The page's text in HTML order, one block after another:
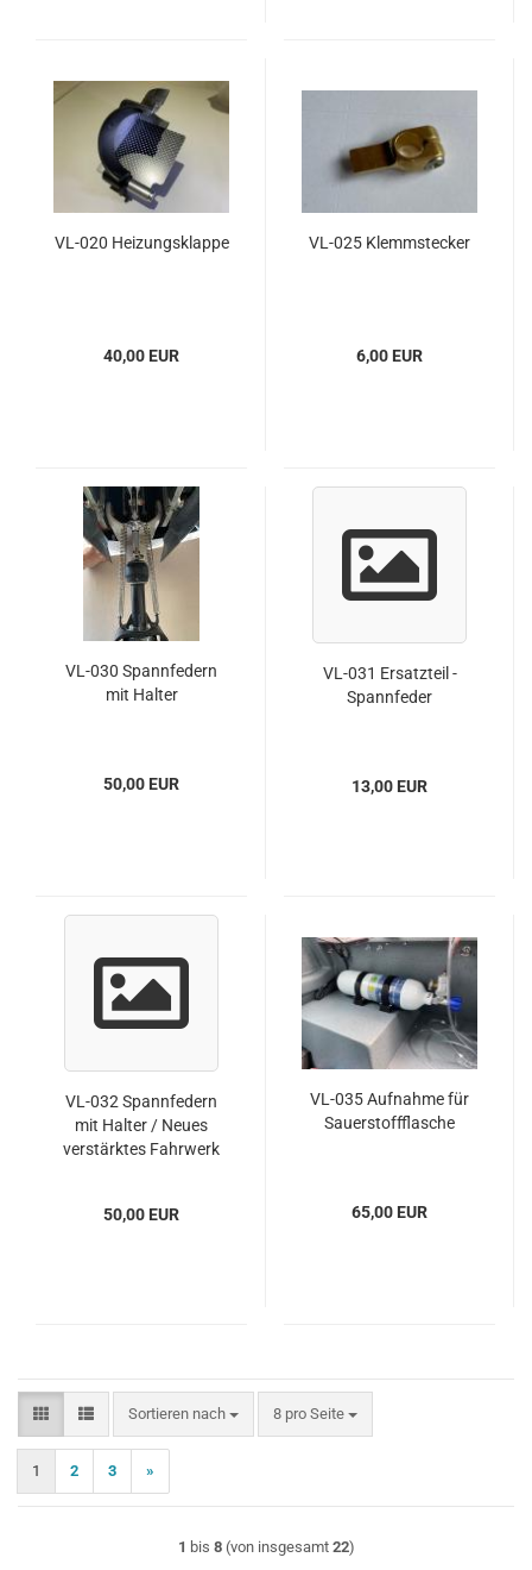
VL-020 Heizungsklappe
40,00 EUR
VL-025 Klemmstecker
6,00 EUR
VL-030 Spannfedern
mit Halter
50,00 EUR
VL-031 Ersatzteil -
Spannfeder
13,00 EUR
VL-032 Spannfedern
mit Halter / Neues
verstärktes Fahrwerk
50,00 EUR
VL-035 Aufnahme für
Sauerstoffflasche
65,00 EUR
Sortieren nach
Sortieren nach 8 pro Seite
pro Seite
1 2 3 »
1 bis 8(von insgesamt 22)